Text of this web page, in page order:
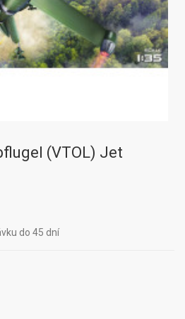
(VTOL) Jet
do 45 dní